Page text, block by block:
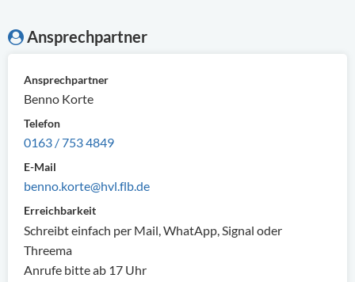
Ansprechpartner
Ansprechpartner
Benno Korte
Telefon
0163 / 753 4849
E-Mail
benno.korte@hvl.flb.de
Erreichbarkeit
Schreibt einfach per Mail, WhatApp, Signal oder
Threema
Anrufe bitte ab 17 Uhr